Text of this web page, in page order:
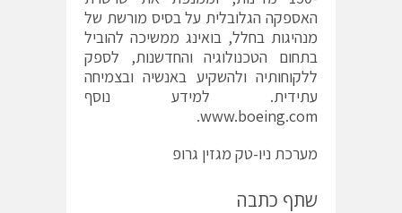
האספקה הגלובלית על בסיס מורשת של
מנהיגות בחלל, בואינג ממשיכה להוביל
בתחום הטכנולוגיה והחדשנות, לספק
ללקוחותיה ולהשקיע באנשיה ובצמיחה
עתידית. למידע נוסף
www.boeing.com
.
מערכת ניו-טק מגזין גרופ
שתף כתבה